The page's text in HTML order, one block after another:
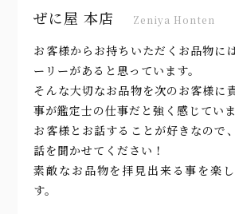
ぜに屋 本店 Zeniya Honten
お客様からお持ちいただくお品物に
ーリーがあると思っています。
そんな大切なお品物を次のお客様に
事が鑑定士の仕事だと強く感じていま
お客様とお話することが好きなので
話を聞かせてください！
素敵なお品物を拝見出来る事を楽
す。